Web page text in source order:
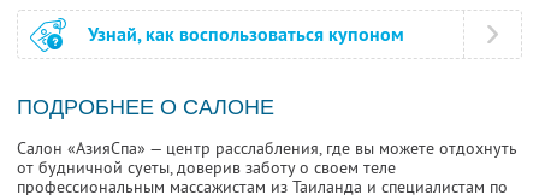
Узнай, как воспользоваться купоном
ПОДРОБНЕЕ О САЛОНЕ
Салон «АзияСпа» — центр расслабления, где вы можете отдохнуть
от будничной суеты, доверив заботу о своем теле
профессиональным массажистам из Таиланда и специалистам по